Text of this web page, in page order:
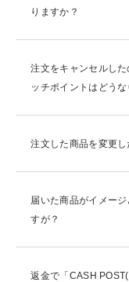
りますか？
注文をキャンセルし
ッチポイントはどうな
注文した商品を変更し
届いた商品がイメー
すが？
返金で「CASH